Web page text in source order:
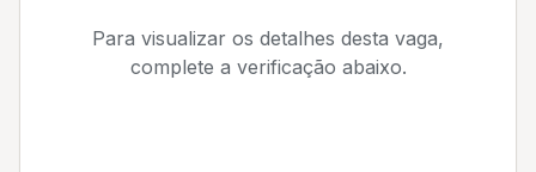
Para visualizar os detalhes desta vaga,
complete a verificação abaixo.